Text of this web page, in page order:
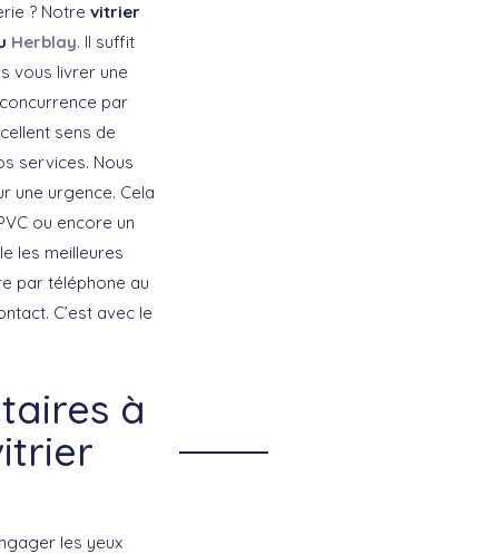
? Notre vitrier
Herblay. Il suffit
vous livrer une
par
sens de
services. Nous
une urgence. Cela
ou encore un
les meilleures
par téléphone au
C’est avec le
à
les yeux